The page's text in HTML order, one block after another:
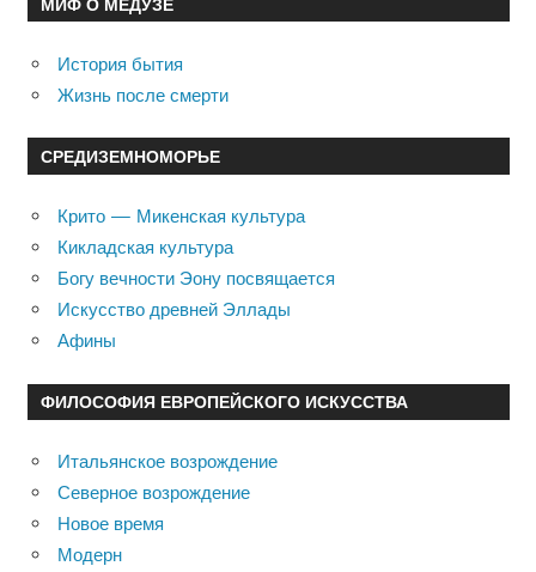
История бытия
Жизнь после смерти
СРЕДИЗЕМНОМОРЬЕ
Крито — Микенская культура
Кикладская культура
Богу вечности Эону посвящается
Искусство древней Эллады
Афины
ФИЛОСОФИЯ ЕВРОПЕЙСКОГО ИСКУССТВА
Итальянское возрождение
Северное возрождение
Новое время
Модерн